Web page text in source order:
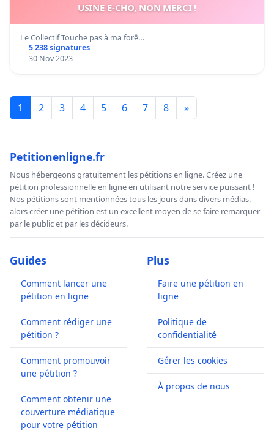
USINE E-CHO, NON MERCI !
Le Collectif Touche pas à ma forê…
5 238 signatures
30 Nov 2023
1 2 3 4 5 6 7 8 »
Petitionenligne.fr
Nous hébergeons gratuitement les pétitions en ligne. Créez une
pétition professionnelle en ligne en utilisant notre service puissant !
Nos pétitions sont mentionnées tous les jours dans divers médias,
alors créer une pétition est un excellent moyen de se faire remarquer
par le public et par les décideurs.
Guides
Comment lancer une
pétition en ligne
Comment rédiger une
pétition ?
Comment promouvoir
une pétition ?
Comment obtenir une
couverture médiatique
pour votre pétition
Plus
Faire une pétition en
ligne
Politique de
confidentialité
Gérer les cookies
À propos de nous